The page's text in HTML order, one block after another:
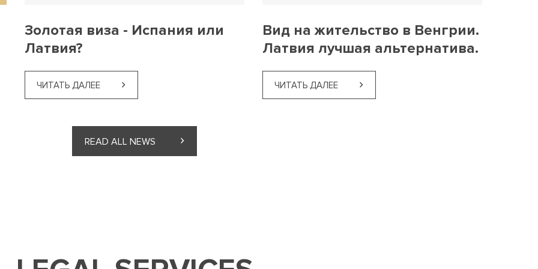
Золотая виза - Испания или
Латвия?
ЧИТАТЬ ДАЛЕЕ
Вид на жительство в Венгрии.
Латвия лучшая альтернатива.
ЧИТАТЬ ДАЛЕЕ
READ ALL NEWS